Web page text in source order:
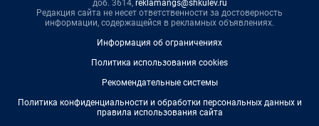
доб. 3614, reklamangs@shkulev.ru
Редакция сайта не несет ответственности за достоверность
информации, содержащейся в рекламных объявлениях.
Информация об ограничениях
Политика использования cookies
Рекомендательные системы
Политика конфиденциальности и обработки персональных данных и
правила использования сайта